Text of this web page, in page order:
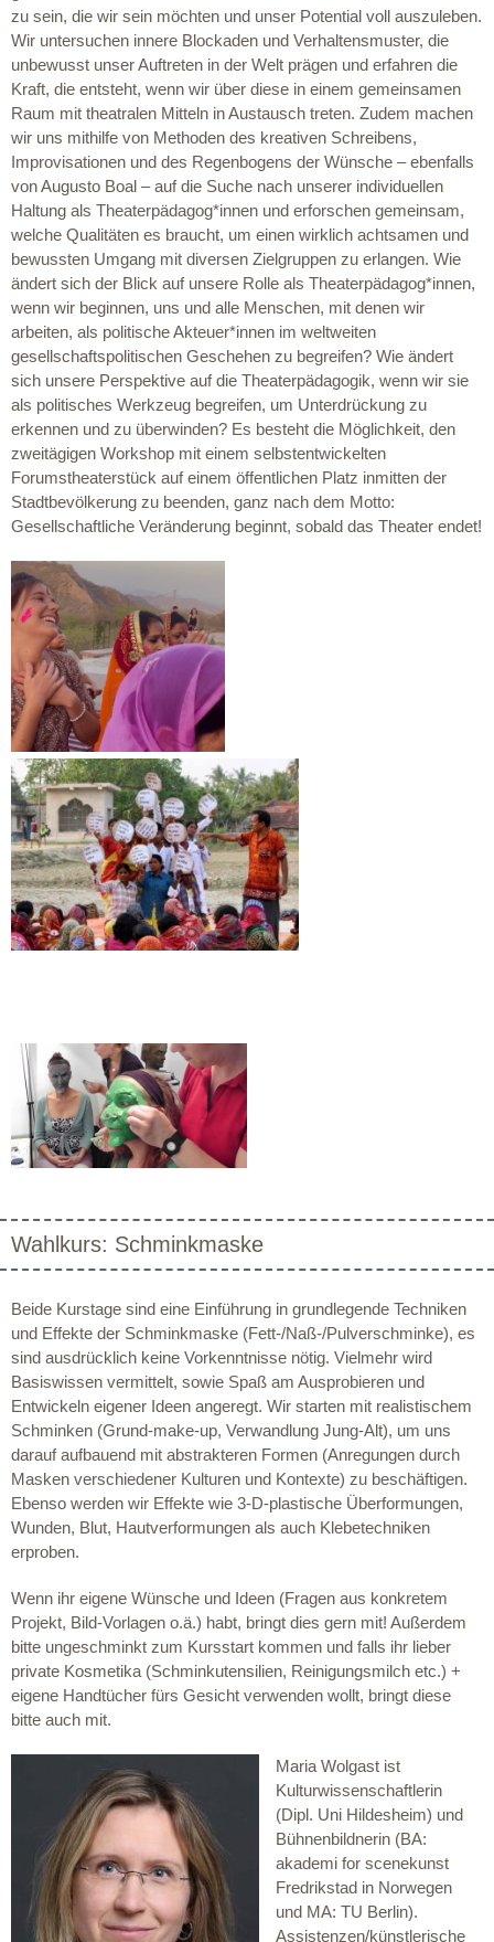
zu sein, die wir sein möchten und unser Potential voll auszuleben.
Wir untersuchen innere Blockaden und Verhaltensmuster, die
unbewusst unser Auftreten in der Welt prägen und erfahren die
Kraft, die entsteht, wenn wir über diese in einem gemeinsamen
Raum mit theatralen Mitteln in Austausch treten. Zudem machen
wir uns mithilfe von Methoden des kreativen Schreibens,
Improvisationen und des Regenbogens der Wünsche – ebenfalls
von Augusto Boal – auf die Suche nach unserer individuellen
Haltung als Theaterpädagog*innen und erforschen gemeinsam,
welche Qualitäten es braucht, um einen wirklich achtsamen und
bewussten Umgang mit diversen Zielgruppen zu erlangen. Wie
ändert sich der Blick auf unsere Rolle als Theaterpädagog*innen,
wenn wir beginnen, uns und alle Menschen, mit denen wir
arbeiten, als politische Akteuer*innen im weltweiten
gesellschaftspolitischen Geschehen zu begreifen? Wie ändert
sich unsere Perspektive auf die Theaterpädagogik, wenn wir sie
als politisches Werkzeug begreifen, um Unterdrückung zu
erkennen und zu überwinden? Es besteht die Möglichkeit, den
zweitägigen Workshop mit einem selbstentwickelten
Forumstheaterstück auf einem öffentlichen Platz inmitten der
Stadtbevölkerung zu beenden, ganz nach dem Motto:
Gesellschaftliche Veränderung beginnt, sobald das Theater endet!
Wahlkurs: Schminkmaske
Beide Kurstage sind eine Einführung in grundlegende Techniken
und Effekte der Schminkmaske (Fett-/Naß-/Pulverschminke), es
sind ausdrücklich keine Vorkenntnisse nötig. Vielmehr wird
Basiswissen vermittelt, sowie Spaß am Ausprobieren und
Entwickeln eigener Ideen angeregt. Wir starten mit realistischem
Schminken (Grund-make-up, Verwandlung Jung-Alt), um uns
darauf aufbauend mit abstrakteren Formen (Anregungen durch
Masken verschiedener Kulturen und Kontexte) zu beschäftigen.
Ebenso werden wir Effekte wie 3-D-plastische Überformungen,
Wunden, Blut, Hautverformungen als auch Klebetechniken
erproben.
Wenn ihr eigene Wünsche und Ideen (Fragen aus konkretem
Projekt, Bild-Vorlagen o.ä.) habt, bringt dies gern mit! Außerdem
bitte ungeschminkt zum Kursstart kommen und falls ihr lieber
private Kosmetika (Schminkutensilien, Reinigungsmilch etc.) +
eigene Handtücher fürs Gesicht verwenden wollt, bringt diese
bitte auch mit.
Maria Wolgast ist
Kulturwissenschaftlerin
(Dipl. Uni Hildesheim) und
Bühnenbildnerin (BA:
akademi for scenekunst
Fredrikstad in Norwegen
und MA: TU Berlin).
Assistenzen/künstlerische